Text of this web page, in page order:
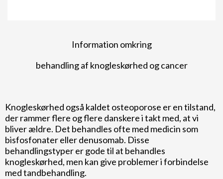
Information omkring
behandling af knogleskørhed og cancer
Knogleskørhed også kaldet osteoporose er en tilstand,
der rammer flere og flere danskere i takt med, at vi
bliver ældre. Det behandles ofte med medicin som
bisfosfonater eller denusomab. Disse
behandlingstyper er gode til at behandles
knogleskørhed, men kan give problemer i forbindelse
med tandbehandling.